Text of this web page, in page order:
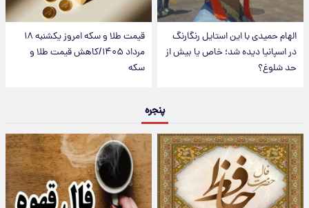
الهام حمیدی با این استایل رنگارنگ
در اسپانیا دیده شد؛ خاص یا بیش از
حد شلوغ؟
قیمت طلا و سکه امروز یکشنبه ۱۸
مرداد ۱۴۰۵/کاهش قیمت طلا و
سکه
پنجره